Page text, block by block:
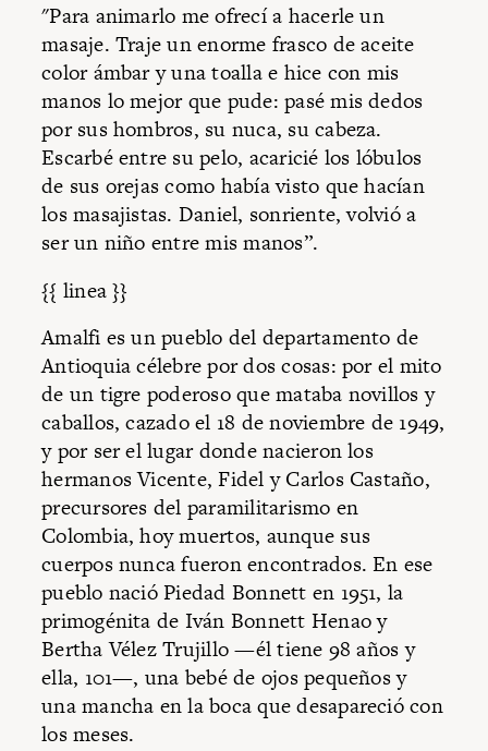
"Para animarlo me ofrecí a hacerle un
masaje. Traje un enorme frasco de aceite
color ámbar y una toalla e hice con mis
manos lo mejor que pude: pasé mis dedos
por sus hombros, su nuca, su cabeza.
Escarbé entre su pelo, acaricié los lóbulos
de sus orejas como había visto que hacían
los masajistas. Daniel, sonriente, volvió a
ser un niño entre mis manos”.
{{ linea }}
Amalfi es un pueblo del departamento de
Antioquia célebre por dos cosas: por el mito
de un tigre poderoso que mataba novillos y
caballos, cazado el 18 de noviembre de 1949,
y por ser el lugar donde nacieron los
hermanos Vicente, Fidel y Carlos Castaño,
precursores del paramilitarismo en
Colombia, hoy muertos, aunque sus
cuerpos nunca fueron encontrados. En ese
pueblo nació Piedad Bonnett en 1951, la
primogénita de Iván Bonnett Henao y
Bertha Vélez Trujillo —él tiene 98 años y
ella, 101—, una bebé de ojos pequeños y
una mancha en la boca que desapareció con
los meses.